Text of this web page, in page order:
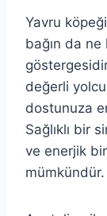
Yavru
bağın da ne
değerli
dostunuza
Sağlıklı bir
ve enerjik
mümkündür.